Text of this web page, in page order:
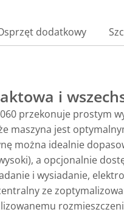
dodatkowy
i
przekonuje prostym
maszyna jest
można idealnie
a opcjonalnie
i wysiadanie,
ze